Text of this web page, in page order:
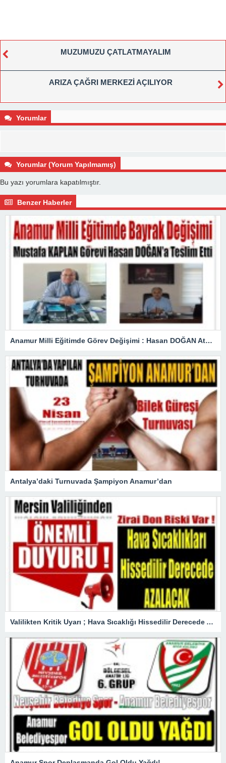
MUZUMUZU ÇATLATMAYALIM
ARIZA ÇAĞRI MERKEZİ AÇILIYOR
Yorumlar
Yorumlar (Yorum Yapılmamış)
Bu yazı yorumlara kapatılmıştır.
Benzer Haberler
Anamur Milli Eğitimde Görev Değişimi : Hasan DOĞAN Atandı
Antalya’daki Turnuvada Şampiyon Anamur’dan
Valilikten Kritik Uyarı ; Hava Sıcaklığı Hissedilir Derecede Azalacak!